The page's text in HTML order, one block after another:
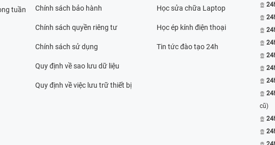
tuần Chính sách bảo hành
Chính sách quyền riêng tư
Chính sách sử dụng
Quy định về sao lưu dữ liệu
Quy định về việc lưu trữ thiết bị
Học sửa chữa Laptop
Học ép kính điện thoại
Tin tức đào tạo 24h
cũ)